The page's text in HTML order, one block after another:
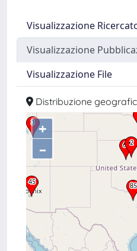
Visualizzazione
Visualizzazione
Visualizzazione File
Distribuzione
+
–